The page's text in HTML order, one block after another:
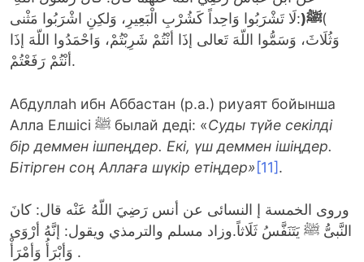
)ﷺ(:لَا تَشْرَبُوا وَاحِداً كَشُرْبِ الْبَعِيرِ، وَلكِنِ اشْرَبُوا مَثْنى
وَثُلَاثَ، وَسَمُّوا اللّهَ تَعالى إذَا أنْتُمْ شَرِبْتُمْ، وَاحْمَدُوا اللّهَ إذَا
أنْتُمْ رَفَعْتُمْ.
Абдуллаһ ибн Аббастан (р.а.) риуаят бойынша
Алла Елшісі ﷺ былай деді: «Суды түйе секілді
бір деммен ішпеңдер. Екі, үш деммен ішіңдер.
Бітірген соң Аллаға шүкір етіңдер» [11].
وروى الخمسة إ النسائى عن أنس رَضِيَ اللّهُ عَنْه قال: كانَ
النَّبىُّ ﷺ يَتَنَفَّسُ ثَلَاثاً.وزاد مسلم والترمذي ويقول: إنَّهُ أرْوَى
وَأبْرَأُ وَأمْرَأْ .